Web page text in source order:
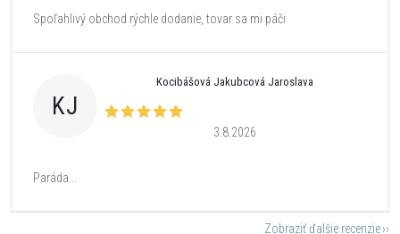
Spoľahlivý obchod rýchle dodanie, tovar sa mi páči
KJ
Kocibášová Jakubcová Jaroslava
3.8.2026
Paráda...
Zobraziť ďalšie recenzie